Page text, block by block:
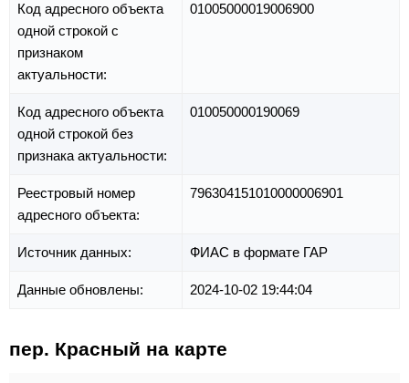
Код адресного объекта
одной строкой с
признаком
актуальности:
01005000019006900
Код адресного объекта
одной строкой без
признака актуальности:
010050000190069
Реестровый номер
адресного объекта:
796304151010000006901
Источник данных: ФИАС в формате ГАР
Данные обновлены: 2024-10-02 19:44:04
пер. Красный на карте